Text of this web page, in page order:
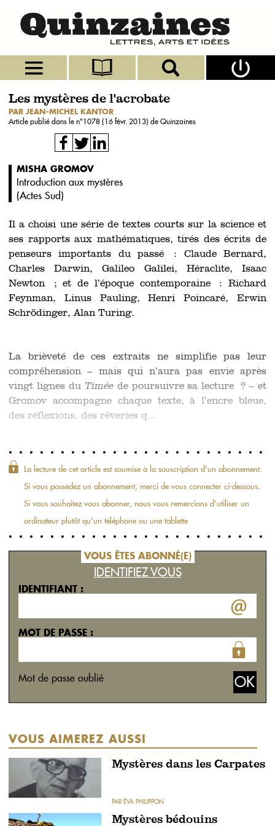
Les mystères de l'acrobate
PAR JEAN-MICHEL KANTOR
Article publié dans le n°1078 (16 févr. 2013) de Quinzaines
MISHA GROMOV
Introduction aux mystères
(Actes Sud)
Il a choisi une série de textes courts sur la science et
ses rapports aux mathématiques, tirés des écrits de
penseurs importants du passé : Claude Bernard,
Charles Darwin, Galileo Galilei, Héraclite, Isaac
Newton ; et de l’époque contemporaine : Richard
Feynman, Linus Pauling, Henri Poincaré, Erwin
Schrödinger, Alan Turing.
La brièveté de ces extraits ne simplifie pas leur
compréhension – mais qui n’aura pas envie après
vingt lignes du Timéede poursuivre sa lecture ? – et
Gromov accompagne chaque texte, à l’encre bleue,
des réflexions, des rêveries q...
La lecture de cet article est soumise à la souscription d'un abonnement.
Si vous possédez un abonnement, merci de vous connecter ci-dessous.
Si vous souhaitez vous abonner, nous vous remercions d'utiliser un
ordinateur plutôt qu'un téléphone ou une tablette
VOUS ÊTES ABONNÉ(E)
IDENTIFIEZ VOUS
IDENTIFIANT :
MOT DE PASSE :
Mot de passe oublié
VOUS AIMEREZ AUSSI
Mystères dans les Carpates
PAR ÉVA PHILIPPON
Mystères bédouins